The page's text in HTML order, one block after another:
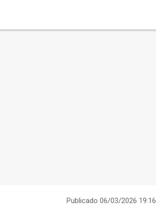
Publicado 06/03/2026 19:16